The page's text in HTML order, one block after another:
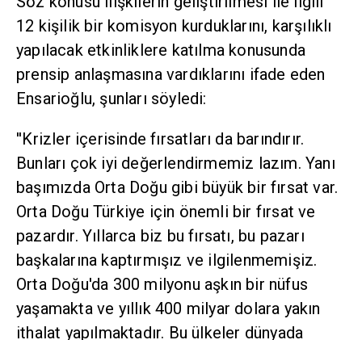
12 kişilik bir komisyon kurduklarını, karşılıklı
yapılacak etkinliklere katılma konusunda
prensip anlaşmasına vardıklarını ifade eden
Ensarioğlu, şunları söyledi:
''Krizler içerisinde fırsatları da barındırır.
Bunları çok iyi değerlendirmemiz lazım. Yanı
başımızda Orta Doğu gibi büyük bir fırsat var.
Orta Doğu Türkiye için önemli bir fırsat ve
pazardır. Yıllarca biz bu fırsatı, bu pazarı
başkalarına kaptırmışız ve ilgilenmemişiz.
Orta Doğu'da 300 milyonu aşkın bir nüfus
yaşamakta ve yıllık 400 milyar dolara yakın
ithalat yapılmaktadır. Bu ülkeler dünyada